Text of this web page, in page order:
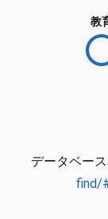
教
データベース
find/